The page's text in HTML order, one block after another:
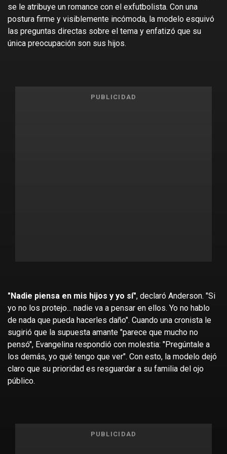
se le atribuye un romance con el exfutbolista. Con una
postura firme y visiblemente incómoda, la modelo esquivó
las preguntas directas sobre el tema y enfatizó que su
única preocupación son sus hijos.
PUBLICIDAD
"Nadie piensa en mis hijos y yo sí", declaró Anderson. "Si
yo no los protejo... nadie va a pensar en ellos. Yo no hablo
de nada que pueda hacerles daño". Cuando una cronista le
sugirió que la supuesta amante "parece que mucho no
pensó", Evangelina respondió con molestia: "Pregúntale a
los demás, yo qué tengo que ver". Con esto, la modelo dejó
claro que su prioridad es resguardar a su familia del ojo
público.
PUBLICIDAD